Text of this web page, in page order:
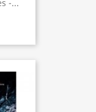
-...